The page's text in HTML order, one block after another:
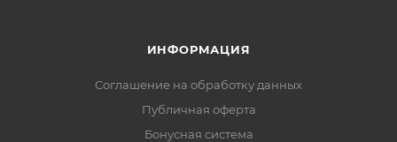
ИНФОРМАЦИЯ
Соглашение на обработку данных
Публичная оферта
Бонусная система